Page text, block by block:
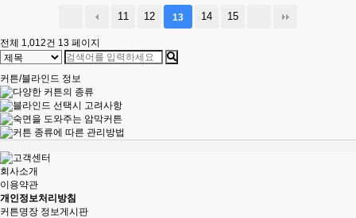
11 12 13 14 15
전체 1,012건 13 페이지
커튼/블라인드 정보
회사소개
이용약관
개인정보처리방침
커튼명장 정보게시판